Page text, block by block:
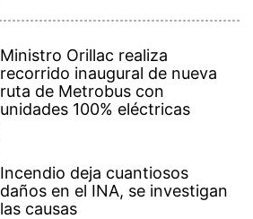
Ministro Orillac realiza
recorrido inaugural de nueva
ruta de Metrobus con
unidades 100% eléctricas
Incendio deja cuantiosos
daños en el INA, se investigan
las causas